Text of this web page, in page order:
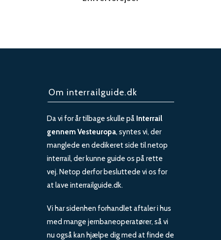
Om interrailguide.dk
Da vi for år tilbage skulle på Interrail
gennem Vesteuropa, syntes vi, der
manglede en dedikeret side til netop
interrail, der kunne guide os på rette
vej. Netop derfor besluttede vi os for
at lave interrailguide.dk.
Vi har sidenhen forhandlet aftaler i hus
med mange jernbaneoperatører, så vi
nu også kan hjælpe dig med at finde de